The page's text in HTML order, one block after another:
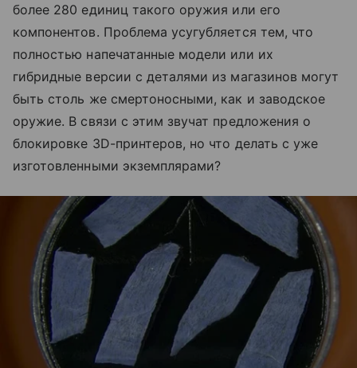
более 280 единиц такого оружия или его
компонентов. Проблема усугубляется тем, что
полностью напечатанные модели или их
гибридные версии с деталями из магазинов могут
быть столь же смертоносными, как и заводское
оружие. В связи с этим звучат предложения о
блокировке 3D-принтеров, но что делать с уже
изготовленными экземплярами?